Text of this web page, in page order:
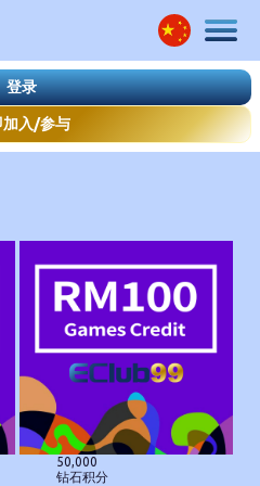
登录
加入/参与
50,000
钻石积分